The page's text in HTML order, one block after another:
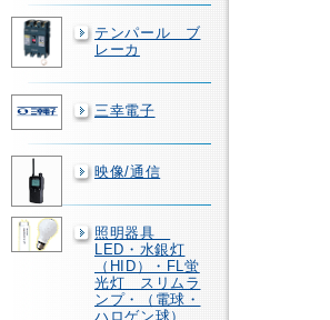
テンパール ブ
レーカ
三幸電子
映像/通信
照明器具
LED・水銀灯
（HID）・FL蛍
光灯 スリムラ
ンプ・（電球・
ハロゲン球）